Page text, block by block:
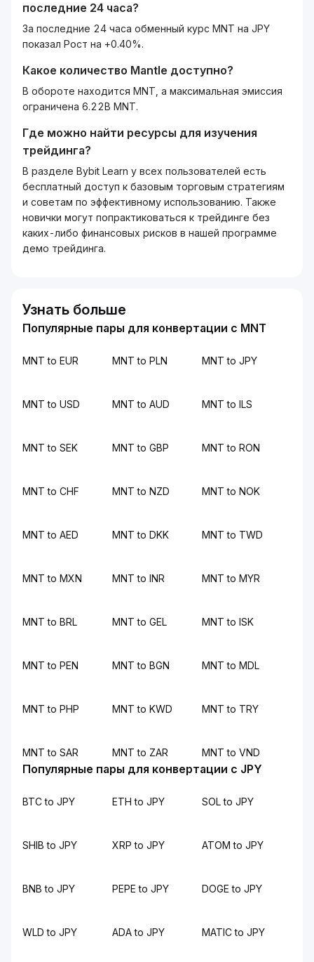
последние 24 часа?
За последние 24 часа обменный курс MNT на JPY
показал Рост на +0.40%.
Какое количество Mantle доступно?
В обороте находится MNT, а максимальная эмиссия
ограничена 6.22B MNT.
Где можно найти ресурсы для изучения
трейдинга?
В разделе Bybit Learn у всех пользователей есть
бесплатный доступ к базовым торговым стратегиям
и советам по эффективному использованию. Также
новички могут попрактиковаться к трейдинге без
каких-либо финансовых рисков в нашей программе
демо трейдинга.
Узнать больше
Популярные пары для конвертации с MNT
MNT to EUR MNT to PLN MNT to JPY
MNT to USD MNT to AUD MNT to ILS
MNT to SEK MNT to GBP MNT to RON
MNT to CHF MNT to NZD MNT to NOK
MNT to AED MNT to DKK MNT to TWD
MNT to MXN MNT to INR MNT to MYR
MNT to BRL MNT to GEL MNT to ISK
MNT to PEN MNT to BGN MNT to MDL
MNT to PHP MNT to KWD MNT to TRY
MNT to SAR MNT to ZAR MNT to VND
Популярные пары для конвертации с JPY
BTC to JPY ETH to JPY SOL to JPY
SHIB to JPY XRP to JPY ATOM to JPY
BNB to JPY PEPE to JPY DOGE to JPY
WLD to JPY ADA to JPY MATIC to JPY